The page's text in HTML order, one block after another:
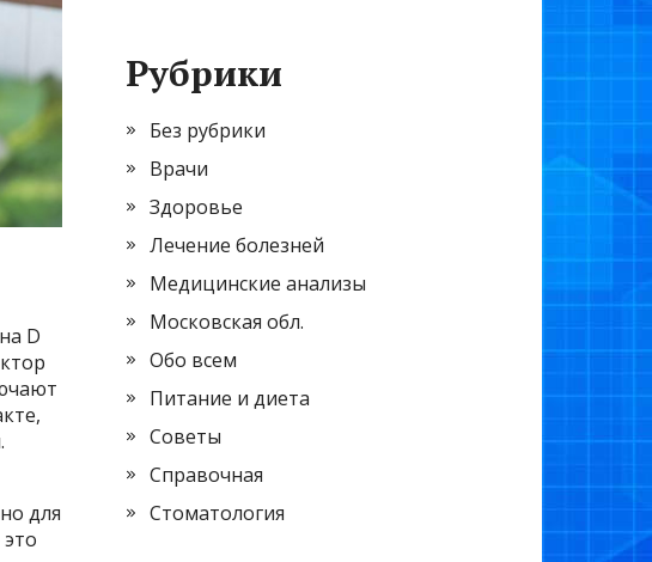
D
для
Рубрики
Без рубрики
Врачи
Здоровье
Лечение болезней
Медицинские анализы
Московская обл.
Обо всем
Питание и диета
Советы
Справочная
Стоматология